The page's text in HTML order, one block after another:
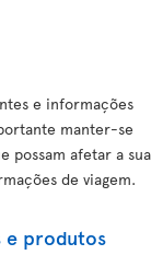
e informações
manter-se
possam afetar a sua
de viagem.
e produtos